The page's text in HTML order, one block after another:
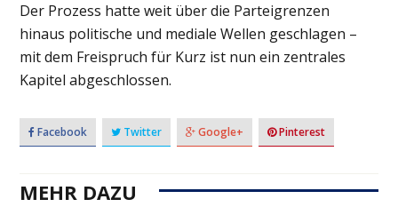
Der Prozess hatte weit über die Parteigrenzen
hinaus politische und mediale Wellen geschlagen –
mit dem Freispruch für Kurz ist nun ein zentrales
Kapitel abgeschlossen.
Facebook Twitter Google+ Pinterest
MEHR DAZU